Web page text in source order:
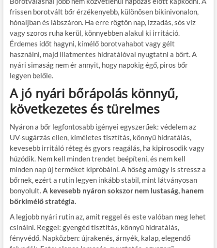
frissen borotvált bőr érzékenyebb, különösen bikinivonalon,
hónaljban és lábszáron. Ha erre rögtön nap, izzadás, sós víz
vagy szoros ruha kerül, könnyebben alakul ki irritáció.
Érdemes időt hagyni, kímélő borotvahabot vagy gélt
használni, majd illatmentes hidratálóval nyugtatni a bőrt. A
nyári simaság nem ér annyit, hogy napokig égő, piros bőr
legyen belőle.
A jó nyári bőrápolás könnyű,
következetes és türelmes
Nyáron a bőr legfontosabb igényei egyszerűek: védelem az
UV-sugárzás ellen, kíméletes tisztítás, könnyű hidratálás,
kevesebb irritáló réteg és gyors reagálás, ha kipirosodik vagy
húzódik. Nem kell minden trendet beépíteni, és nem kell
minden nap új terméket kipróbálni. A hőség amúgy is stressz a
bőrnek, ezért a rutin legyen inkább stabil, mint látványosan
bonyolult.A kevesebb nyáron sokszor nem lustaság, hanem
bőrkímélő stratégia.
A legjobb nyári rutin az, amit reggel és este valóban meg lehet
csinálni. Reggel: gyengéd tisztítás, könnyű hidratálás,
fényvédő. Napközben: újrakenés, árnyék, kalap, elegendő